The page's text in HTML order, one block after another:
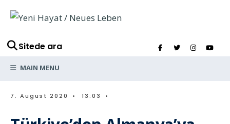
Sitede ara
MAIN MENU
7. August 2020 • 13:03 •